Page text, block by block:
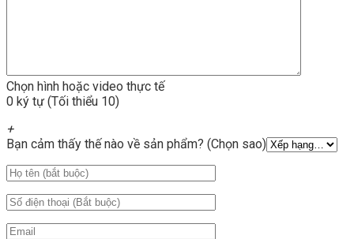
Chọn hình hoặc video thực tế
0 ký tự (Tối thiểu 10)
+
Bạn cảm thấy thế nào về sản phẩm? (Chọn sao)